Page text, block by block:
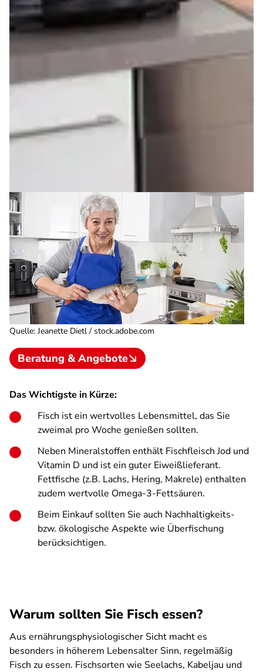
Quelle: Jeanette Dietl / stock.adobe.com
Beratung & Angebote
Das Wichtigste in Kürze:
Fisch ist ein wertvolles Lebensmittel, das Sie
zweimal pro Woche genießen sollten.
Neben Mineralstoffen enthält Fischfleisch Jod und
Vitamin D und ist ein guter Eiweißlieferant.
Fettfische (z.B. Lachs, Hering, Makrele) enthalten
zudem wertvolle Omega-3-Fettsäuren.
Beim Einkauf sollten Sie auch Nachhaltigkeits-
bzw. ökologische Aspekte wie Überfischung
berücksichtigen.
Warum sollten Sie Fisch essen?
Aus ernährungsphysiologischer Sicht macht es
besonders in höherem Lebensalter Sinn, regelmäßig
Fisch zu essen. Fischsorten wie Seelachs, Kabeljau und